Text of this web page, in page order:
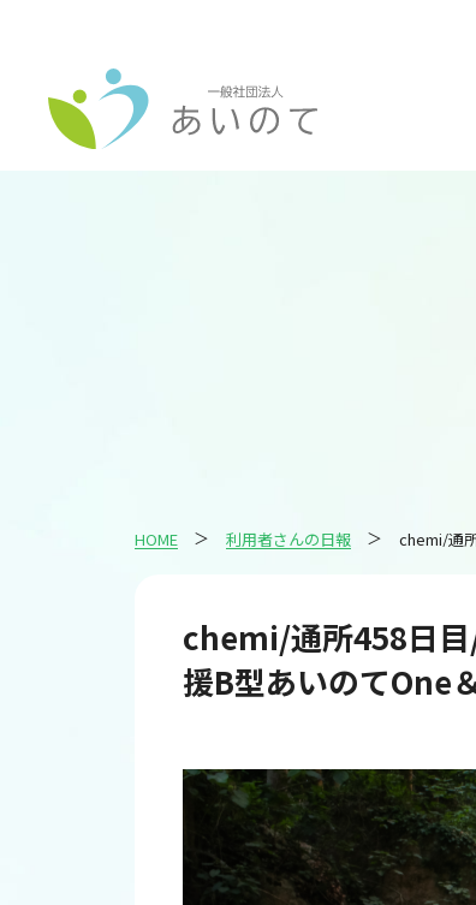
HOME 利用者さんの日報
chemi/通所458日目
援B型あいのてOne